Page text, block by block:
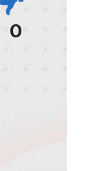
0